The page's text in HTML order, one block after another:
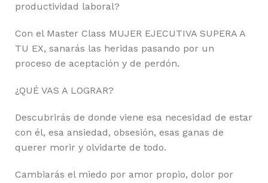
productividad laboral?
Con el Master Class MUJER EJECUTIVA SUPERA A
TU EX, sanarás las heridas pasando por un
proceso de aceptación y de perdón.
¿QUÉ VAS A LOGRAR?
Descubrirás de donde viene esa necesidad de estar
con él, esa ansiedad, obsesión, esas ganas de
querer morir y olvidarte de todo.
Cambiarás el miedo por amor propio, dolor por